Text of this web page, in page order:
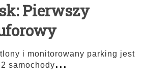
Pierwszy
i monitorowany parking jest
samochody...